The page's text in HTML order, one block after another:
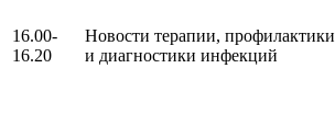
16.00-
16.20
Новости терапии, профилактики
и диагностики инфекций